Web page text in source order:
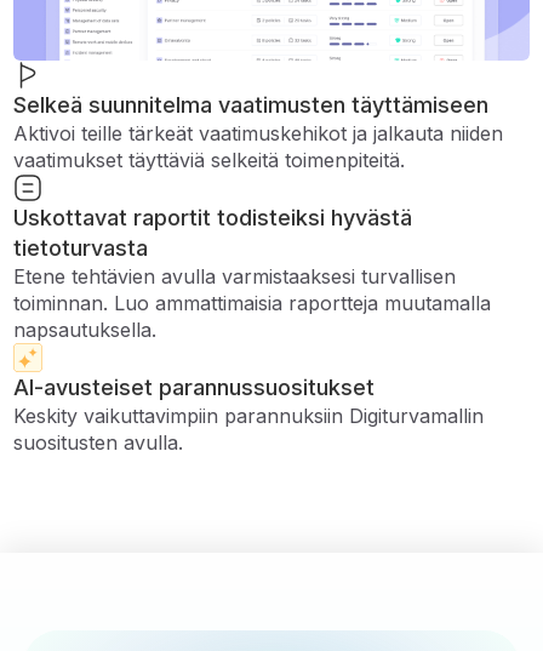
Selkeä suunnitelma vaatimusten täyttämiseen
Aktivoi teille tärkeät vaatimuskehikot ja jalkauta niiden
vaatimukset täyttäviä selkeitä toimenpiteitä.
Uskottavat raportit todisteiksi hyvästä
tietoturvasta
Etene tehtävien avulla varmistaaksesi turvallisen
toiminnan. Luo ammattimaisia ​​raportteja muutamalla
napsautuksella.
AI-avusteiset parannussuositukset
Keskity vaikuttavimpiin parannuksiin Digiturvamallin
suositusten avulla.